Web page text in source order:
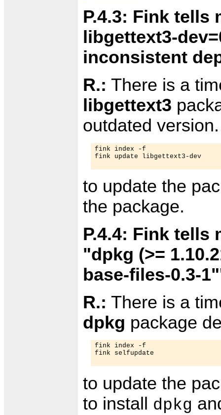
P.4.3: Fink tells
libgettext3-
inconsistent
R.: There is a
libgettext3
outdated
fink index -f
fink update libgettext3-dev
to update the
the package.
P.4.4: Fink tells
"dpkg (>=
base-files-0.3-
R.: There is a
dpkg package
fink index -f
fink selfupdate
to update the
to install dpkg